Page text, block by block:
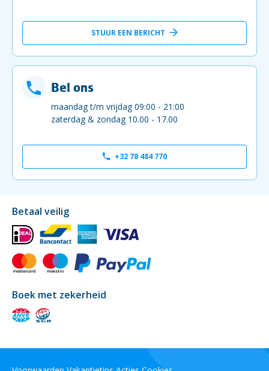
STUUR EEN BERICHT
Bel ons
maandag t/m vrijdag 09:00 - 21:00
zaterdag & zondag 10.00 - 17.00
+32 78 484 770
Betaal veilig
Boek met zekerheid